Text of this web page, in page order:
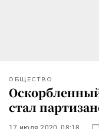
ОБЩЕСТВО
стал